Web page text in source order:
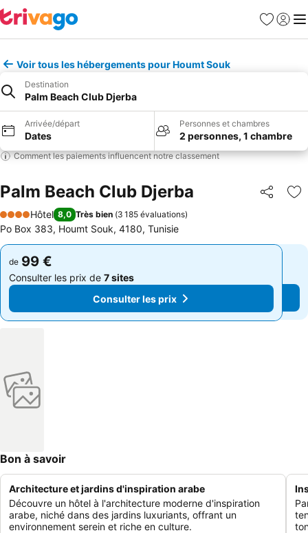
Favoris
Se
Voir tous les hébergements pour Houmt Souk
Destination
Palm Beach Club Djerba
Arrivée/départ
Dates
Personnes et chambres
2 personnes, 1 chambre
Comment les paiements influencent notre classement
Palm Beach Club Djerba Partager
4 Étoiles
Hôtel 8,0 Très bien (3 185 évaluations)
Po Box 383, Houmt Souk, 4180, Tunisie
de 99 €
Consulter les prix de 7 sites
Consulter les prix
de 99 €
Consulter les prix de 7 sites
Consulter les prix
Bon à savoir
Architecture et jardins d'inspiration arabe
Découvre un hôtel à l'architecture moderne d'inspiration
arabe, niché dans des jardins luxuriants, offrant un
environnement serein et riche en culture.